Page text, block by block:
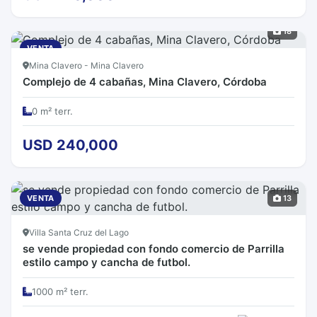
VENTA
18
Mina Clavero - Mina Clavero
Complejo de 4 cabañas, Mina Clavero, Córdoba
0 m² terr.
USD 240,000
VENTA 13
Villa Santa Cruz del Lago
se vende propiedad con fondo comercio de Parrilla
estilo campo y cancha de futbol.
1000 m² terr.